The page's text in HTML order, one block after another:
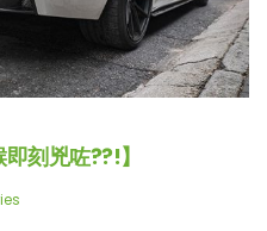
刻兇咗??!】